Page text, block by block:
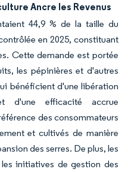
Ancre les Revenus
44,9 % de la taille du
en 2025, constituant
Cette demande est portée
les pépinières et d'autres
bénéficient d'une libération
d'une efficacité accrue
des consommateurs
et cultivés de manière
des serres. De plus, les
initiatives de gestion des